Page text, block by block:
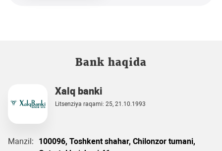
Bank haqida
Xalq banki
Litsenziya raqami: 25, 21.10.1993
Manzil:
100096, Toshkent shahar, Chilonzor tumani,